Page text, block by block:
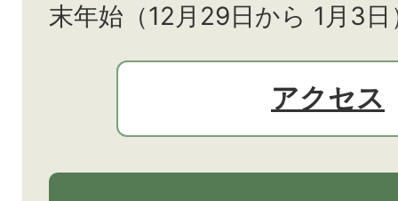
末年始（12月29日から 1月3
アクセス